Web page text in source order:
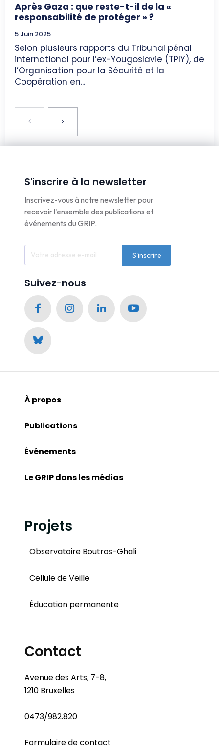
Après Gaza : que reste-t-il de la «
responsabilité de protéger » ?
5 Juin 2025
Selon plusieurs rapports du Tribunal pénal
international pour l’ex-Yougoslavie (TPIY), de
l’Organisation pour la Sécurité et la
Coopération en...
S'inscrire à la newsletter
Inscrivez-vous à notre newsletter pour
recevoir l'ensemble des publications et
événements du GRIP.
S'inscrire
Suivez-nous
À propos
Publications
Événements
Le GRIP dans les médias
Projets
Observatoire Boutros-Ghali
Cellule de Veille
Éducation permanente
Contact
Avenue des Arts, 7-8,
1210 Bruxelles
0473/982.820
Formulaire de contact